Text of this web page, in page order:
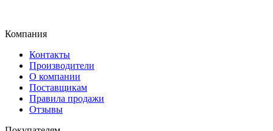
Компания
Контакты
Производители
О компании
Поставщикам
Правила продажи
Отзывы